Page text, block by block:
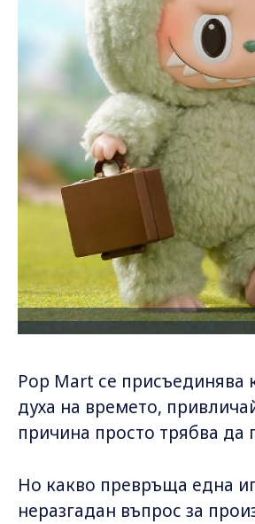
Pop Mart се присъединява
духа на времето,
причина просто трябва да
Но какво превръща една
неразгадан въпрос за